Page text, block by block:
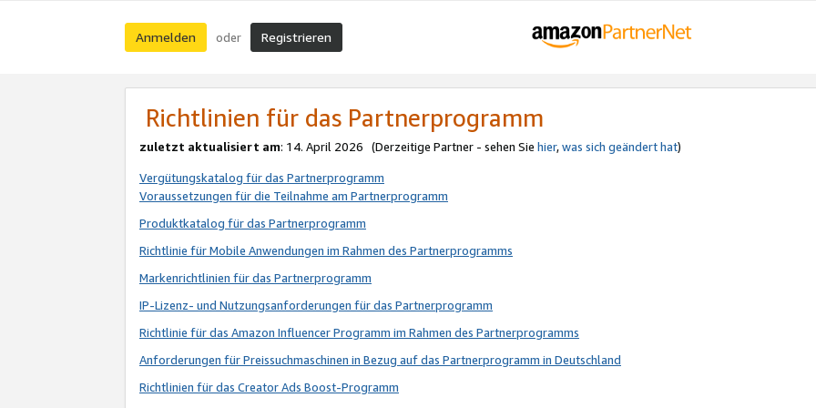
Anmelden oder Registrieren
Richtlinien für das Partnerprogramm
zuletzt aktualisiert am: 14. April 2026 (Derzeitige Partner - sehen Sie hier,was sich geändert hat)
Vergütungskatalog für das Partnerprogramm
Voraussetzungen für die Teilnahme am Partnerprogramm
Produktkatalog für das Partnerprogramm
Richtlinie für Mobile Anwendungen im Rahmen des Partnerprogramms
Markenrichtlinien für das Partnerprogramm
IP-Lizenz- und Nutzungsanforderungen für das Partnerprogramm
Richtlinie für das Amazon Influencer Programm im Rahmen des Partnerprogramms
Anforderungen für Preissuchmaschinen in Bezug auf das Partnerprogramm in Deutschland
Richtlinien für das Creator Ads Boost-Programm